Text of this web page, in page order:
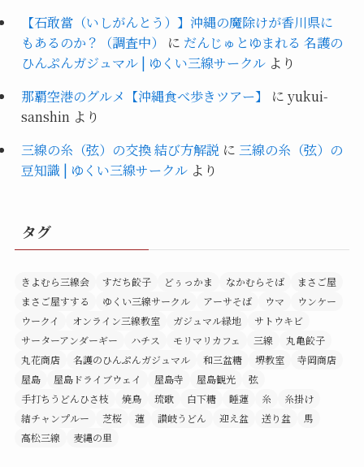
【石敢當（いしがんとう）】沖縄の魔除けが香川県に
もあるのか？（調査中）
に だんじゅとゆまれる 名護の
ひんぷんガジュマル | ゆくい三線サークルより
那覇空港のグルメ【沖縄食べ歩きツアー】
に yukui-
sanshin より
三線の糸（弦）の交換 結び方解説 に 三線の糸（弦）の
豆知識 | ゆくい三線サークルより
タグ
きよむら三線会 すだち餃子 どぅっかま なかむらそば
まさご屋
まさご屋すする
ゆくい三線サークル アーサそば ウマ
ウンケー
ウークイ
オンライン三線教室 ガジュマル緑地
サトウキビ
サーターアンダーギー
ハチス モリマリカフェ 三線
丸亀餃子
丸花商店
名護のひんぷんガジュマル 和三盆糖 堺教室
寺岡商店
屋島
屋島ドライブウェイ 屋島寺 屋島観光
弦
手打ちうどんひさ枝
焼鳥 琉歌 白下糖 睡蓮 糸
糸掛け
結チャンプルー
芝桜 蓮 讃岐うどん 迎え盆 送り盆
馬
高松三線
麦縄の里